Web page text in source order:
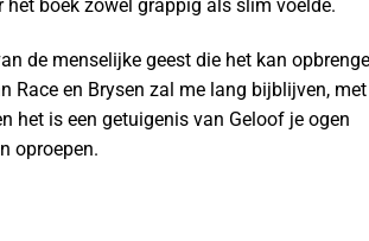
boek zowel grappig als slim voelde.
de menselijke geest die het kan
Race en Brysen zal me lang bijblijven, met
het is een getuigenis van Geloof je ogen
oproepen.